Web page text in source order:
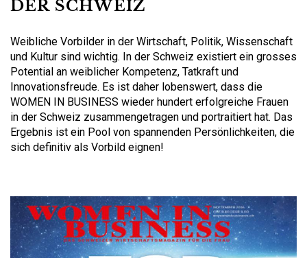
DER SCHWEIZ
Weibliche Vorbilder in der Wirtschaft, Politik, Wissenschaft
und Kultur sind wichtig. In der Schweiz existiert ein grosses
Potential an weiblicher Kompetenz, Tatkraft und
Innovationsfreude. Es ist daher lobenswert, dass die
WOMEN IN BUSINESS wieder hundert erfolgreiche Frauen
in der Schweiz zusammengetragen und portraitiert hat. Das
Ergebnis ist ein Pool von spannenden Persönlichkeiten, die
sich definitiv als Vorbild eignen!